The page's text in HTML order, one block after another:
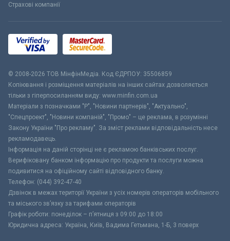
Страхові компанії
© 2008-2026 ТОВ МiнфiнМедiа. Код ЄДРПОУ: 35506859
Копіювання і розміщення матеріалів на інших сайтах дозволяється
тільки з гіперпосиланням виду: www.minfin.com.ua
Матеріали з позначками "Р", "Новини партнерів", "Актуально",
"Спецпроект", "Новини компаній", "Промо" – це реклама, в розумінні
Закону України "Про рекламу". За зміст реклами відповідальність несе
рекламодавець.
Інформація на даній сторінці не є рекламою банківських послуг.
Верифіковану банком інформацію про продукти та послуги можна
подивитися на офіційному сайті відповідного банку.
Телефон: (044) 392-47-40
Дзвінок в межах території України з усіх номерів операторів мобільного
та міського зв’язку за тарифами операторів
Графік роботи: понеділок – п’ятниця з 09:00 до 18:00
Юридична адреса: Україна, Київ, Вадима Гетьмана, 1-Б, 3 поверх